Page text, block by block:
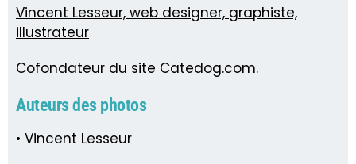
Vincent Lesseur, web designer, graphiste,
illustrateur
Cofondateur du site Catedog.com.
Auteurs des photos
• Vincent Lesseur